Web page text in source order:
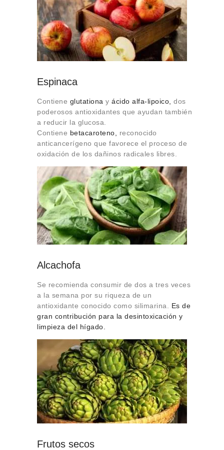
Espinaca
Contiene glutationa y ácido alfa-lipoico, dos
poderosos antioxidantes que ayudan también
a reducir la glucosa.
Contiene betacaroteno,
reconocido
anticancerígeno que favorece el proceso de
oxidación de los dañinos radicales libres.
Alcachofa
Se recomienda consumir de dos a tres veces
a la semana por su riqueza de un
antioxidante conocido como silimarina.
Es de
gran contribución para la desintoxicación y
limpieza del hígado.
Frutos secos